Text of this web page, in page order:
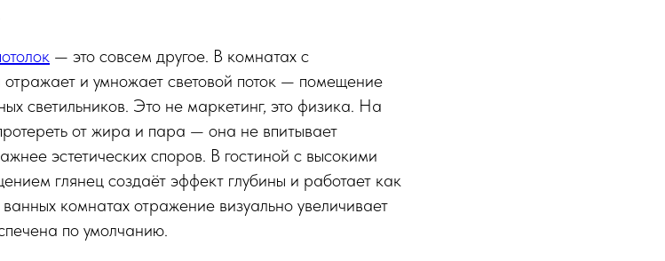
— это совсем другое. В комнатах с
отражает и умножает световой поток — помещение
светильников. Это не маркетинг, это физика. На
от жира и пара — она не впитывает
эстетических споров. В гостиной с высокими
глянец создаёт эффект глубины и работает как
комнатах отражение визуально увеличивает
по умолчанию.